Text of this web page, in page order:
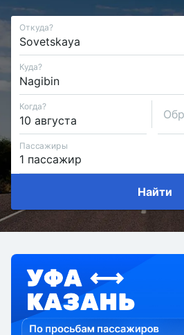
Откуда?
Куда?
Когда?
Пассажиры
Найти